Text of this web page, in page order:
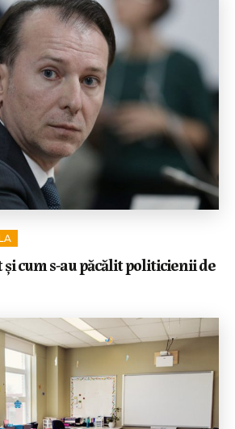
și cum s-au păcălit politicienii de